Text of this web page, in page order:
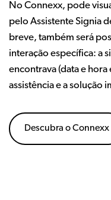
No Connexx, pode
pelo Assistente Signia
breve, também será
interação específica: a
encontrava (data e
assistência e a solução
Descubra o Connexx